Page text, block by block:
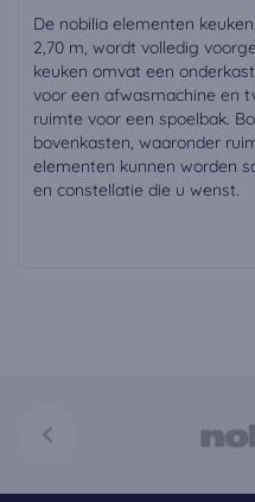
De nobilia elementen
2,70 m, wordt volledig
keuken omvat een
voor een afwasmachine en
ruimte voor een spoelbak.
bovenkasten, waaronder
elementen kunnen worden
en constellatie die u wenst.